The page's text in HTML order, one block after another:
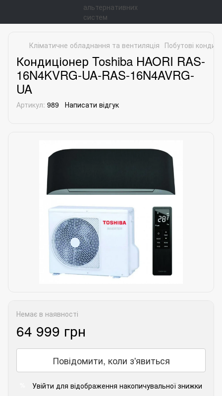
Кліматичне обладнання та вентиляція Побутові
Кондиціонер Toshiba HAORI RAS-
16N4KVRG-UA-RAS-16N4AVRG-
UA
Артикул: 989 Написати відгук
Немає в наявності
64 999 грн
Повідомити, коли з'явиться
Увійти для відображення накопичувальної знижки